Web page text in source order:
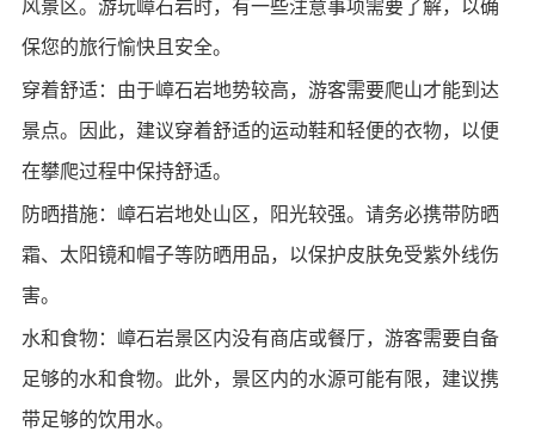
风景区。游玩嶂石岩时，有一些注意事项需要了解，以确
保您的旅行愉快且安全。
穿着舒适：由于嶂石岩地势较高，游客需要爬山才能到达
景点。因此，建议穿着舒适的运动鞋和轻便的衣物，以便
在攀爬过程中保持舒适。
防晒措施：嶂石岩地处山区，阳光较强。请务必携带防晒
霜、太阳镜和帽子等防晒用品，以保护皮肤免受紫外线伤
害。
水和食物：嶂石岩景区内没有商店或餐厅，游客需要自备
足够的水和食物。此外，景区内的水源可能有限，建议携
带足够的饮用水。